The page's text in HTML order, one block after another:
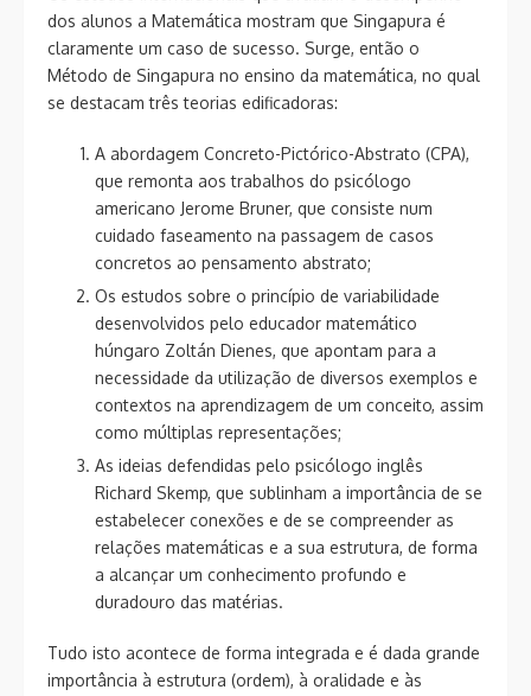
dos alunos a Matemática mostram que Singapura é
claramente um caso de sucesso. Surge, então o
Método de Singapura no ensino da matemática, no qual
se destacam três teorias edificadoras:
A abordagem Concreto-Pictórico-Abstrato (CPA),
que remonta aos trabalhos do psicólogo
americano Jerome Bruner, que consiste num
cuidado faseamento na passagem de casos
concretos ao pensamento abstrato;
Os estudos sobre o princípio de variabilidade
desenvolvidos pelo educador matemático
húngaro Zoltán Dienes, que apontam para a
necessidade da utilização de diversos exemplos e
contextos na aprendizagem de um conceito, assim
como múltiplas representações;
As ideias defendidas pelo psicólogo inglês
Richard Skemp, que sublinham a importância de se
estabelecer conexões e de se compreender as
relações matemáticas e a sua estrutura, de forma
a alcançar um conhecimento profundo e
duradouro das matérias.
Tudo isto acontece de forma integrada e é dada grande
importância à estrutura (ordem), à oralidade e às